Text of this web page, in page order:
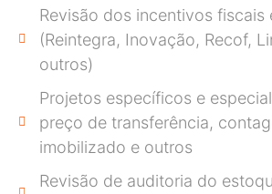
Revisão dos incentivos fiscais
(Reintegra, Inovação, Recof,
outros)
Projetos específicos e
preço de transferência,
imobilizado e outros
Revisão de auditoria do